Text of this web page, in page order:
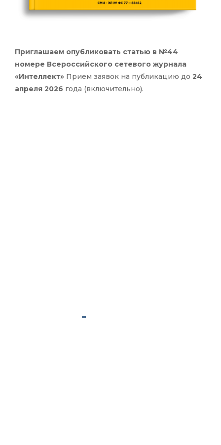
Приглашаем опубликовать статью в №44
номере Всероссийского сетевого журнала
«Интеллект» Прием заявок на публикацию до 24
апреля 2026 года (включительно).